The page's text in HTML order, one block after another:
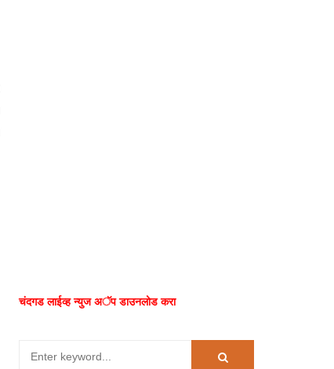
चंदगड लाईव्ह न्युज अॅप डाउनलोड करा